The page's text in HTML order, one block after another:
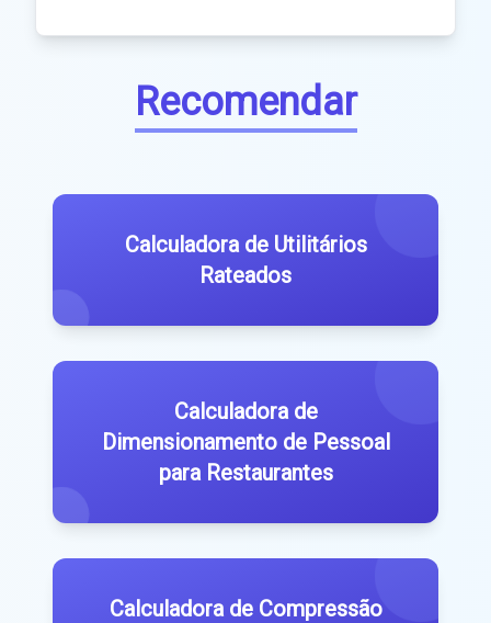
Recomendar
Calculadora de Utilitários
Rateados
Calculadora de
Dimensionamento de Pessoal
para Restaurantes
Calculadora de Compressão